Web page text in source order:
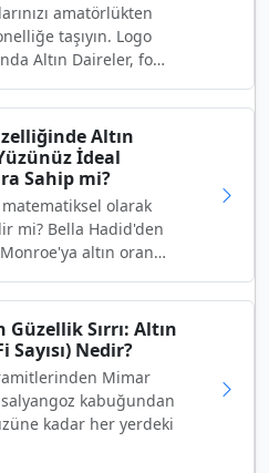
amatörlükten
taşıyın. Logo
Altın Daireler, fo…
Altın
İdeal
Sahip mi?
olarak
mi? Bella Hadid'den
altın oran…
Güzellik Sırrı: Altın
Sayısı) Nedir?
Mimar
kabuğundan
kadar her yerdeki